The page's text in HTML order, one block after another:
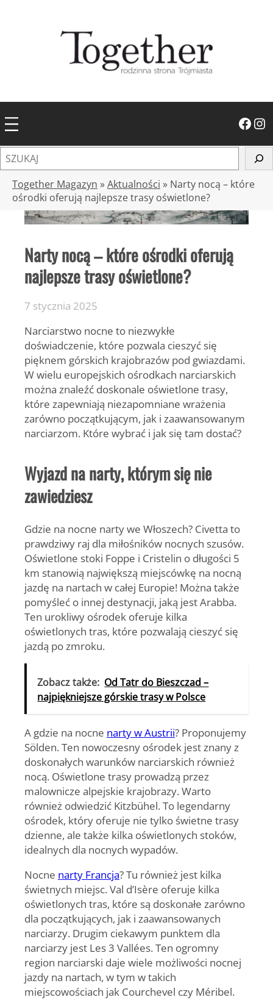
Facebook Instagram
z
Together Magazyn »Aktualności » Narty nocą – które
ośrodki oferują najlepsze trasy oświetlone?
Narty nocą – które ośrodki oferują
najlepsze trasy oświetlone?
7 stycznia 2025
Narciarstwo nocne to niezwykłe
doświadczenie, które pozwala cieszyć się
pięknem górskich krajobrazów pod gwiazdami.
W wielu europejskich ośrodkach narciarskich
można znaleźć doskonale oświetlone trasy,
które zapewniają niezapomniane wrażenia
zarówno początkującym, jak i zaawansowanym
narciarzom. Które wybrać i jak się tam dostać?
Wyjazd na narty, którym się nie
zawiedziesz
Gdzie na nocne narty we Włoszech? Civetta to
prawdziwy raj dla miłośników nocnych szusów.
Oświetlone stoki Foppe i Cristelin o długości 5
km stanowią największą miejscówkę na nocną
jazdę na nartach w całej Europie! Można także
pomyśleć o innej destynacji, jaką jest Arabba.
Ten urokliwy ośrodek oferuje kilka
oświetlonych tras, które pozwalają cieszyć się
jazdą po zmroku.
Zobacz także: Od Tatr do Bieszczad –
najpiękniejsze górskie trasy w Polsce
A gdzie na nocne narty w Austrii? Proponujemy
Sölden. Ten nowoczesny ośrodek jest znany z
doskonałych warunków narciarskich również
nocą. Oświetlone trasy prowadzą przez
malownicze alpejskie krajobrazy. Warto
również odwiedzić Kitzbühel. To legendarny
ośrodek, który oferuje nie tylko świetne trasy
dzienne, ale także kilka oświetlonych stoków,
idealnych dla nocnych wypadów.
Nocne narty Francja? Tu również jest kilka
świetnych miejsc. Val d’Isère oferuje kilka
oświetlonych tras, które są doskonałe zarówno
dla początkujących, jak i zaawansowanych
narciarzy. Drugim ciekawym punktem dla
narciarzy jest Les 3 Vallées. Ten ogromny
region narciarski daje wiele możliwości nocnej
jazdy na nartach, w tym w takich
miejscowościach jak Courchevel czy Méribel.